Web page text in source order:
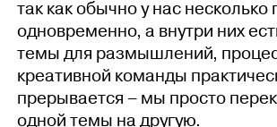
так как обычно у нас несколько
одновременно, а внутри них
темы для размышлений,
креативной команды
прерывается – мы просто
одной темы на другую.